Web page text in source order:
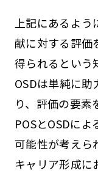
上記にあるよ
献に対する評価
得られるという
OSDは単純に
り、評価の要素
POSとOSDに
可能性が考えら
キャリア形成に